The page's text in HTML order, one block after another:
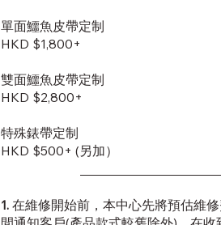
單面鱷魚皮帶定制
HKD $1,800+
雙面鱷魚皮帶定制
​HKD $2,800+
特殊錶帶定制
HKD $500+ (另加）
1. 在維修開始前，本中心先將預估維